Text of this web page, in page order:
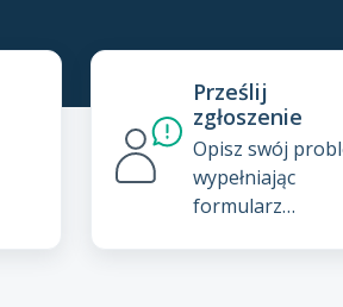
Prześlij
zgłoszenie
Opisz swój
wypełniając
formularz